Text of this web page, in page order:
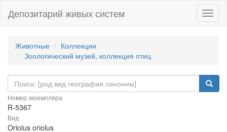
Депозитарий живых систем
Животные
Коллекции
Зоологический музей, коллекция птиц
Номер экземпляра
R-5367
Вид
Oriolus oriolus